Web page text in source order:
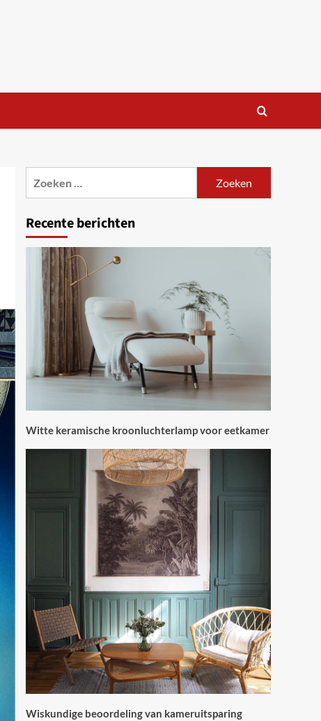
Recente berichten
Witte keramische kroonluchterlamp voor eetkamer
Wiskundige beoordeling van kameruitsparing